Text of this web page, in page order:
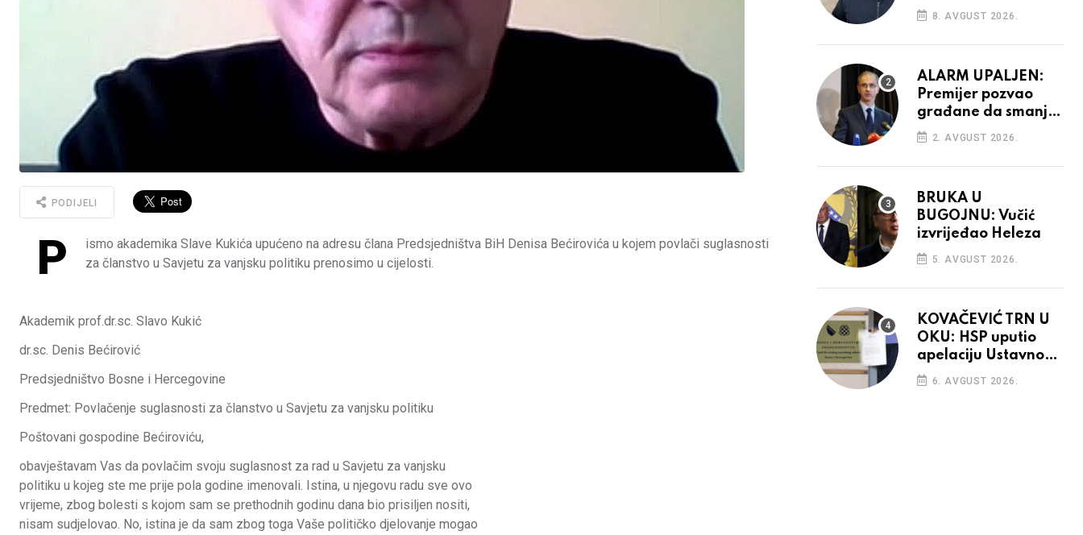
PODIJELI
P
ismo akademika Slave Kukića upućeno na adresu člana Predsjedništva BiH Denisa Bećirovića u kojem povlači suglasnosti
za članstvo u Savjetu za vanjsku politiku prenosimo u cijelosti.
Akademik prof.dr.sc. Slavo Kukić
dr.sc. Denis Bećirović
Predsjedništvo Bosne i Hercegovine
Predmet: Povlačenje suglasnosti za članstvo u Savjetu za vanjsku politiku
Poštovani gospodine Bećiroviću,
obavještavam Vas da povlačim svoju suglasnost za rad u Savjetu za vanjsku
politiku u kojeg ste me prije pola godine imenovali. Istina, u njegovu radu sve ovo
vrijeme, zbog bolesti s kojom sam se prethodnih godinu dana bio prisiljen nositi,
nisam sudjelovao. No, istina je da sam zbog toga Vaše političko djelovanje mogao
mnogo će ovisiti od
aktivnosti bh.
diplomacije
8. AVGUST 2026.
ALARM UPALJEN:
Premijer pozvao
građane da smanje
potrošnju struje
2. AVGUST 2026.
BRUKA U
BUGOJNU: Vučić
izvrijeđao Heleza
5. AVGUST 2026.
KOVAČEVIĆ TRN U
OKU: HSP uputio
apelaciju Ustavnom
sudu BiH
6. AVGUST 2026.